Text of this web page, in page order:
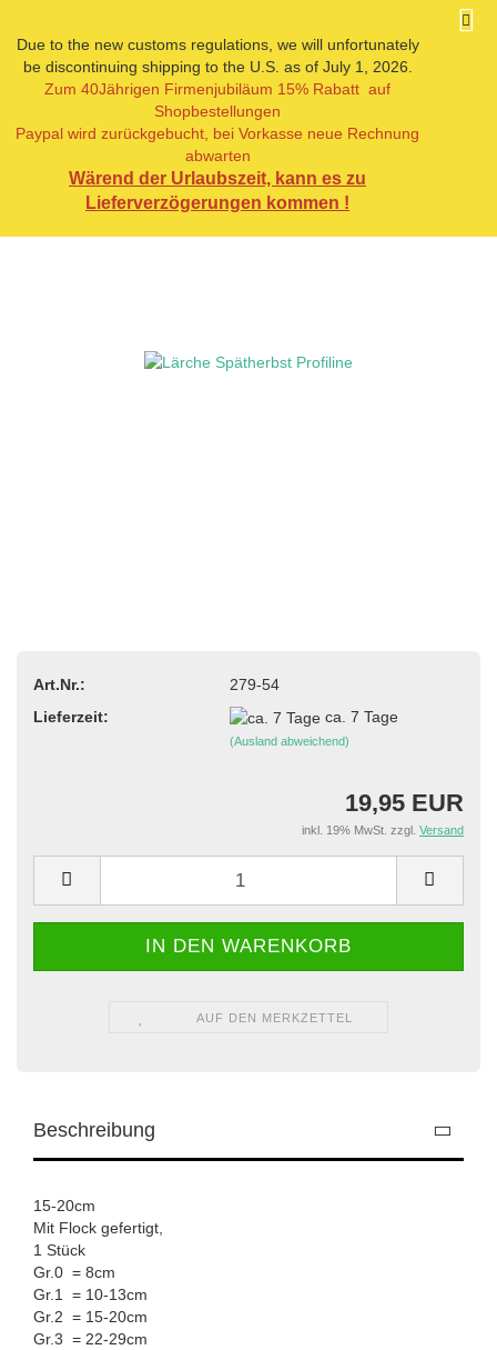
Due to the new customs regulations, we will unfortunately
be discontinuing shipping to the U.S. as of July 1, 2026.
Zum 40Jährigen Firmenjubiläum 15% Rabatt auf
Shopbestellungen
Paypal wird zurückgebucht, bei Vorkasse neue Rechnung
abwarten
Wärend der Urlaubszeit, kann es zu
Lieferverzögerungen kommen !
« Erster « zurück weiter »
Letzter »
Artikel in dieser Kategorie
Lärche Spätherbst Profiline
Art.Nr.:
279-54
Lieferzeit:
ca. 7 Tage
(Ausland abweichend)
19,95 EUR
inkl. 19% MwSt. zzgl. Versand
AUF DEN MERKZETTEL
Beschreibung
15-20cm
Mit Flock gefertigt,
1 Stück
Gr.0 = 8cm
Gr.1 = 10-13cm
Gr.2 = 15-20cm
Gr.3 = 22-29cm